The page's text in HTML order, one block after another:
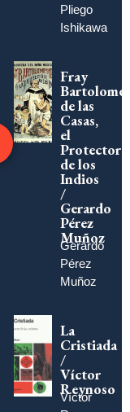
Pliego
Ishikawa
Fray
Bartolomé
de las
Casas,
el
Protector
de los
Indios
/
Gerardo
Pérez
Muñoz
Gerardo
Pérez
Muñoz
La
Cristiada
/
Víctor
Reynoso
Víctor